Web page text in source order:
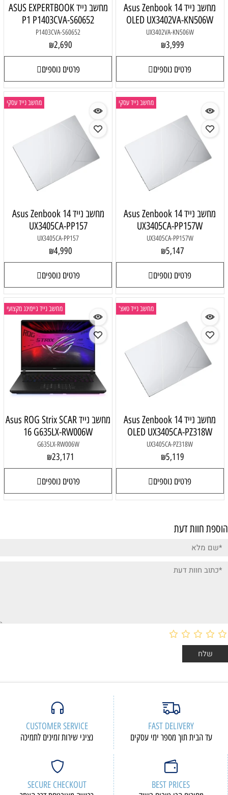
מחשב נייד Asus Zenbook 14
OLED UX3402VA-KN506W
UX3402VA-KN506W
₪3,999
פרטים נוספים
מחשב נייד ASUS EXPERTBOOK
P1 P1403CVA-S60652
P1403CVA-S60652
₪2,690
פרטים נוספים
מחשב נייד עסקי
מחשב נייד Asus Zenbook 14
UX3405CA-PP157W
UX3405CA-PP157W
₪5,147
פרטים נוספים
מחשב נייד עסקי
מחשב נייד Asus Zenbook 14
UX3405CA-PP157
UX3405CA-PP157
₪4,990
פרטים נוספים
מחשב נייד טאצ'
מחשב נייד Asus Zenbook 14
OLED UX3405CA-PZ318W
UX3405CA-PZ318W
₪5,119
פרטים נוספים
מחשב נייד גיימינג מקצועי
מחשב נייד Asus ROG Strix SCAR
16 G635LX-RW006W
G635LX-RW006W
₪23,171
פרטים נוספים
הוספת חוות דעת
FAST DELIVERY
עד הבית תוך מספר ימי עסקים
CUSTOMER SERVICE
נציגי שירות זמינים לתמיכה
BEST PRICES
SECURE CHECKOUT